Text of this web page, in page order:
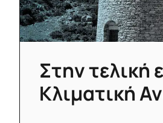
Στην
Κλιματική